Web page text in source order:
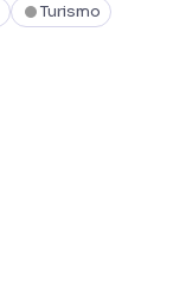
Turismo